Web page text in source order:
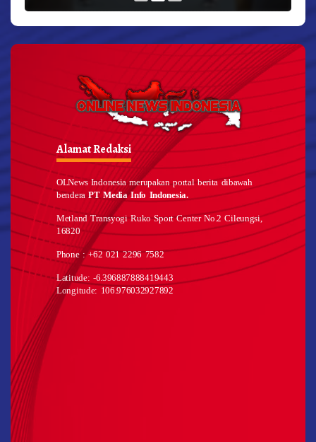
Alamat Redaksi
OLNews Indonesia merupakan portal berita dibawah
benderaPT Media Info Indonesia.
Metland Transyogi Ruko Sport Center No.2 Cileungsi,
16820
Phone : +62 021 2296 7582
Latitude: -6.396887888419443
Longitude: 106.976032927892